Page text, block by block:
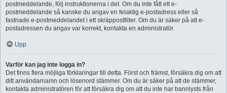
postmeddelande, följ instruktionerna i det. Om du inte fått ett e-
postmeddelande så kanske du angav en felaktig e-postadress eller så
fastnade e-postmeddelandet i ett skräppostfilter. Om du är säker på att e-
postadressen du angav var korrekt, kontakta en administratör.
Upp
Varför kan jag inte logga in?
Det finns flera möjliga förklaringar till detta. Först och främst, försäkra dig om att
ditt användarnamn och lösenord stämmer. Om du är säker på att de stämmer,
kontakta administratören för att försäkra dig om att du inte har bannlysts från